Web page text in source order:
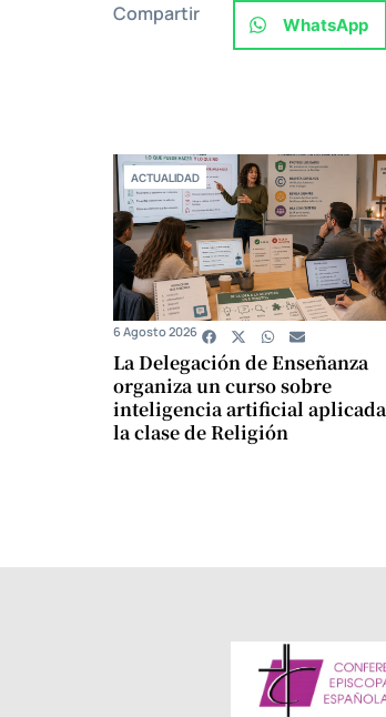
Compartir WhatsApp
ACTUALIDAD
La Delegación de Enseñanza
organiza un curso sobre
inteligencia artificial
la clase de Religión
6 Agosto 2026